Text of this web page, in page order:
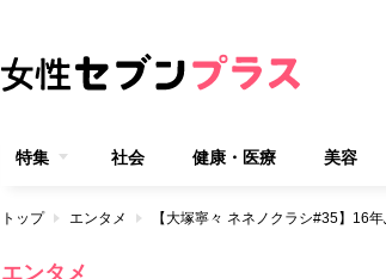
特集 社会 健康・医療 美容
トップ エンタメ
エンタメ